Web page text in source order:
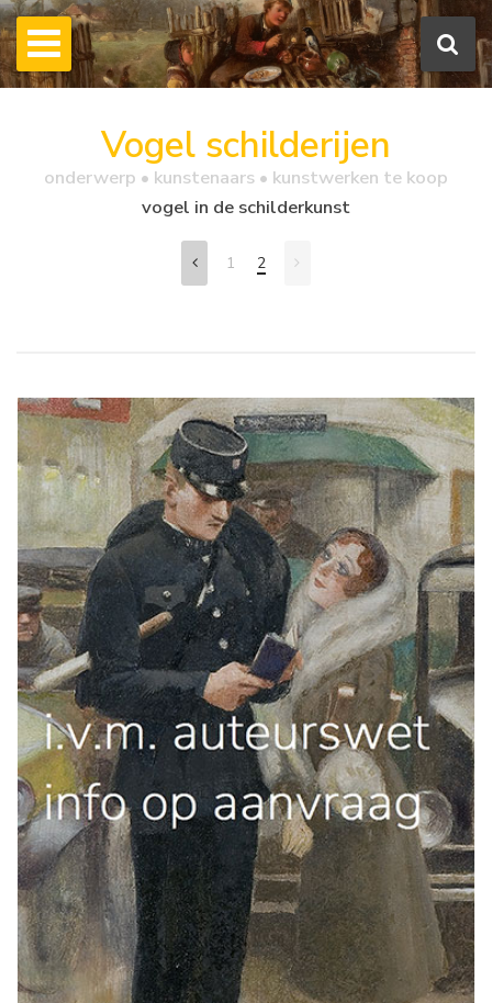
Vogel schilderijen
onderwerp • kunstenaars • kunstwerken te koop
vogel in de schilderkunst
1 2